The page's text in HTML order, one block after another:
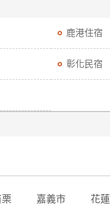
鹿港住宿
彰化民宿
栗 嘉義市 花蓮